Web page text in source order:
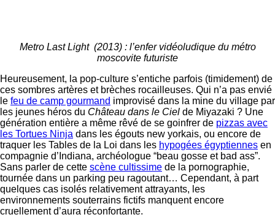
Metro Last Light (2013) : l’enfer vidéoludique du métro
moscovite futuriste
Heureusement, la pop-culture s’entiche parfois (timidement) de
ces sombres artères et brèches rocailleuses. Qui n’a pas envié
le feu de camp gourmand improvisé dans la mine du village par
les jeunes héros du Château dans le Ciel de Miyazaki ? Une
génération entière a même rêvé de se goinfrer de pizzas avec
les Tortues Ninja dans les égouts new yorkais, ou encore de
traquer les Tables de la Loi dans les hypogées égyptiennes en
compagnie d’Indiana, archéologue “beau gosse et bad ass”.
Sans parler de cette scène cultissime de la pornographie,
tournée dans un parking peu ragoutant… Cependant, à part
quelques cas isolés relativement attrayants, les
environnements souterrains fictifs manquent encore
cruellement d’aura réconfortante.